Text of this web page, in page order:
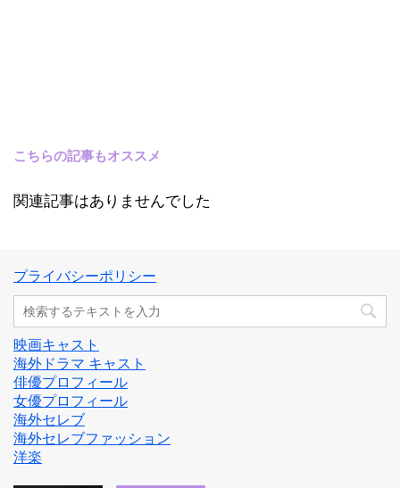
こちらの記事もオススメ
関連記事はありませんでした
プライバシーポリシー
映画キャスト
海外ドラマ キャスト
俳優プロフィール
女優プロフィール
海外セレブ
海外セレブファッション
洋楽